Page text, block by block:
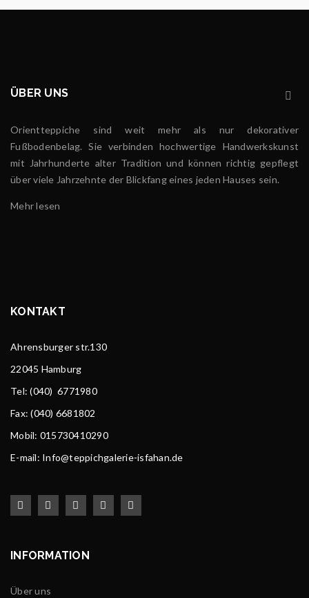
ÜBER UNS
Orientteppiche sind weit mehr als nur dekorativer
Fußbodenbelag. Sie verbinden hochwertige Handwerkskunst
mit Jahrhunderte alter Tradition und können richtig gepflegt
über viele Jahrzehnte der Blickfang eines jeden Hauses sein.
Mehr lesen
KONTAKT
Ahrensburger str.130
22045 Hamburg
Tel: (040) 6771980
Fax: (040) 6681802
Mobil: 015730410290
E-mail: Info@teppichgalerie-isfahan.de
INFORMATION
Über uns